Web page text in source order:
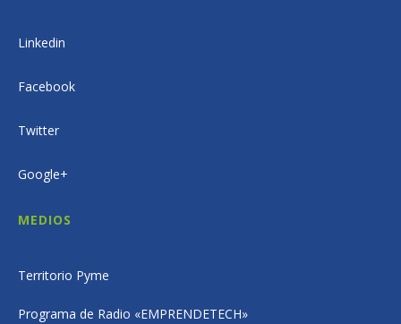
Linkedin
Facebook
Twitter
Google+
MEDIOS
Territorio Pyme
Programa de Radio «EMPRENDETECH»